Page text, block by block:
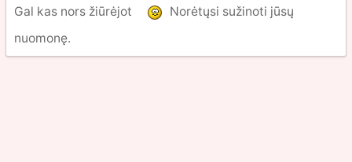
Gal kas nors žiūrėjot
Norėtųsi sužinoti jūsų
nuomonę.